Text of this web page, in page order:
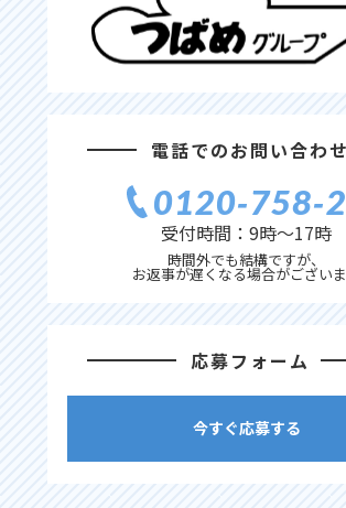
電話でのお問い合わせ
受付時間：9時〜17時
時間外でも結構ですが、
お返事が遅くなる場合がござい
応募フォーム
今すぐ応募する